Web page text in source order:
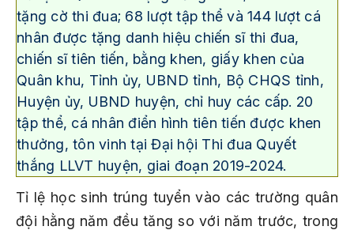
tặng cờ thi đua; 68 lượt tập thể và 144 lượt cá
nhân được tặng danh hiệu chiến sĩ thi đua,
chiến sĩ tiên tiến, bằng khen, giấy khen của
Quân khu, Tỉnh ủy, UBND tỉnh, Bộ CHQS tỉnh,
Huyện ủy, UBND huyện, chỉ huy các cấp. 20
tập thể, cá nhân điển hình tiên tiến được khen
thưởng, tôn vinh tại Đại hội Thi đua Quyết
thắng LLVT huyện, giai đoạn 2019-2024.
Tỉ lệ học sinh trúng tuyển vào các trường quân
đội hằng năm đều tăng so với năm trước, trong